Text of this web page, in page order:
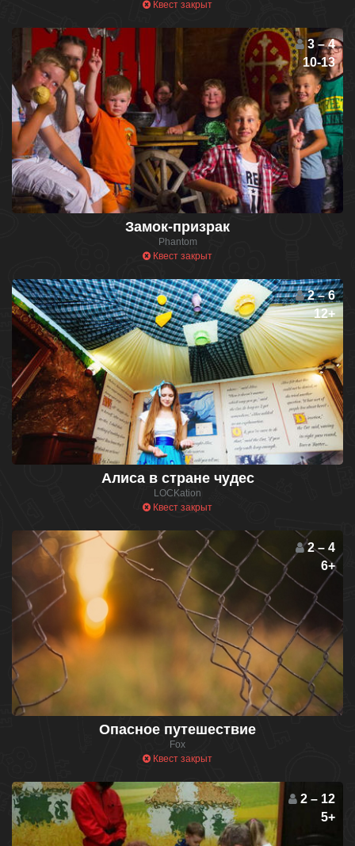
Квест закрыт
3 – 4
10-13
Замок-призрак
Phantom
Квест закрыт
2 – 6
12+
Алиса в стране чудес
LOCKation
Квест закрыт
2 – 4
6+
Опасное путешествие
Fox
Квест закрыт
2 – 12
5+